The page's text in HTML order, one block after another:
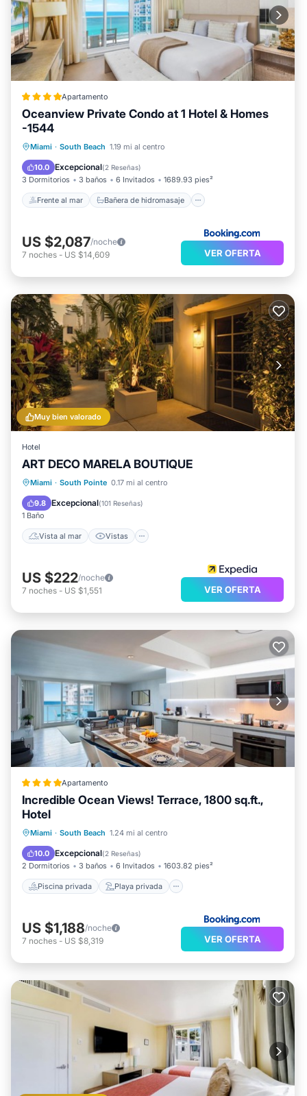
Apartamento
Oceanview Private Condo at 1 Hotel & Homes
-1544
Miami · South Beach 1.19 mi al centro
10.0 Excepcional(2 Reseñas)
3 Dormitorios 3 baños 6 Invitados 1689.93 pies²
Frente al mar Bañera de hidromasaje
Frente al mar
Bañera de hidromasaje
Desayuno
Aparcamiento
US $2,087/noche
7 noches - US $14,609 VER OFERTA
Muy bien valorado
Hotel
ART DECO MARELA BOUTIQUE
Miami · South Pointe 0.17 mi al centro
9.8 Excepcional(101 Reseñas)
1 Baño
Vista al mar Vistas
Vista al mar
Vistas
Aire acondicionado
US $222/noche
7 noches - US $1,551 VER OFERTA
Apartamento
Incredible Ocean Views! Terrace, 1800 sq.ft.,
Hotel
Miami · South Beach 1.24 mi al centro
10.0 Excepcional(2 Reseñas)
2 Dormitorios 3 baños 6 Invitados 1603.82 pies²
Piscina privada Playa privada
Piscina privada
Playa privada
Frente al mar
US $1,188/noche
7 noches - US $8,319 VER OFERTA